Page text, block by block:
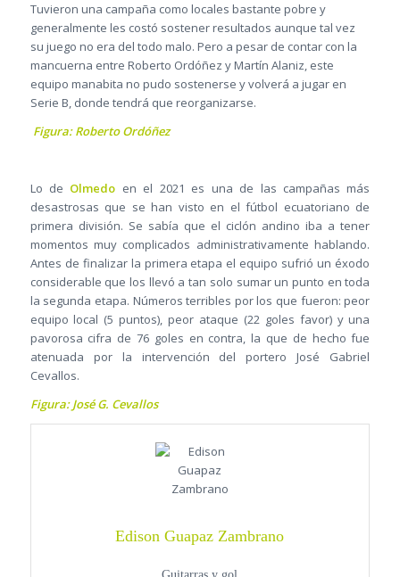
Tuvieron una campaña como locales bastante pobre y
generalmente les costó sostener resultados aunque tal vez
su juego no era del todo malo. Pero a pesar de contar con la
mancuerna entre Roberto Ordóñez y Martín Alaniz, este
equipo manabita no pudo sostenerse y volverá a jugar en
Serie B, donde tendrá que reorganizarse.
Figura: Roberto Ordóñez
Lo de Olmedo en el 2021 es una de las campañas más
desastrosas que se han visto en el fútbol ecuatoriano de
primera división. Se sabía que el ciclón andino iba a tener
momentos muy complicados administrativamente hablando.
Antes de finalizar la primera etapa el equipo sufrió un éxodo
considerable que los llevó a tan solo sumar un punto en toda
la segunda etapa. Números terribles por los que fueron: peor
equipo local (5 puntos), peor ataque (22 goles favor) y una
pavorosa cifra de 76 goles en contra, la que de hecho fue
atenuada por la intervención del portero José Gabriel
Cevallos.
Figura: José G. Cevallos
Edison Guapaz Zambrano